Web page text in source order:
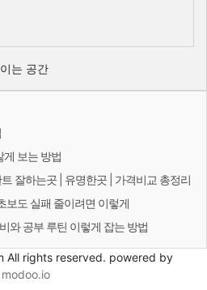
는 공간
게 보는 방법
잘하는곳 | 유명한곳 | 가격비교 총정리
보도 실패 줄이려면 이렇게
와 공부 루틴 이렇게 잡는 방법
All rights reserved. powered by
modoo.io